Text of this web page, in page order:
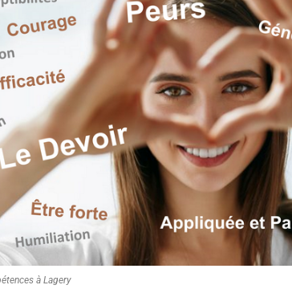
à Lagery